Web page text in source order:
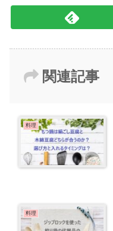
関連記事
料理
料理